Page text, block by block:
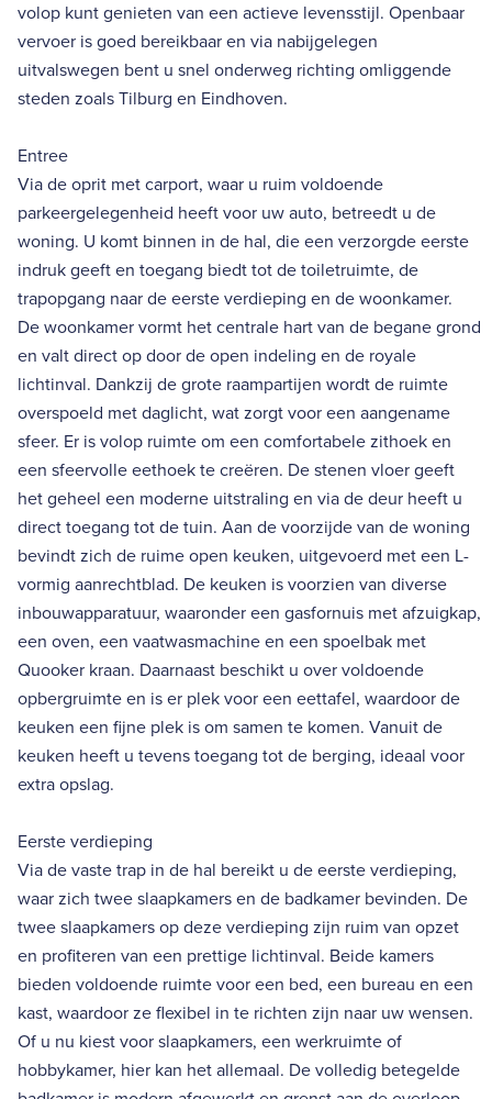
volop kunt genieten van een actieve levensstijl. Openbaar
vervoer is goed bereikbaar en via nabijgelegen
uitvalswegen bent u snel onderweg richting omliggende
steden zoals Tilburg en Eindhoven.
Entree
Via de oprit met carport, waar u ruim voldoende
parkeergelegenheid heeft voor uw auto, betreedt u de
woning. U komt binnen in de hal, die een verzorgde eerste
indruk geeft en toegang biedt tot de toiletruimte, de
trapopgang naar de eerste verdieping en de woonkamer.
De woonkamer vormt het centrale hart van de begane grond
en valt direct op door de open indeling en de royale
lichtinval. Dankzij de grote raampartijen wordt de ruimte
overspoeld met daglicht, wat zorgt voor een aangename
sfeer. Er is volop ruimte om een comfortabele zithoek en
een sfeervolle eethoek te creëren. De stenen vloer geeft
het geheel een moderne uitstraling en via de deur heeft u
direct toegang tot de tuin. Aan de voorzijde van de woning
bevindt zich de ruime open keuken, uitgevoerd met een L-
vormig aanrechtblad. De keuken is voorzien van diverse
inbouwapparatuur, waaronder een gasfornuis met afzuigkap,
een oven, een vaatwasmachine en een spoelbak met
Quooker kraan. Daarnaast beschikt u over voldoende
opbergruimte en is er plek voor een eettafel, waardoor de
keuken een fijne plek is om samen te komen. Vanuit de
keuken heeft u tevens toegang tot de berging, ideaal voor
extra opslag.
Eerste verdieping
Via de vaste trap in de hal bereikt u de eerste verdieping,
waar zich twee slaapkamers en de badkamer bevinden. De
twee slaapkamers op deze verdieping zijn ruim van opzet
en profiteren van een prettige lichtinval. Beide kamers
bieden voldoende ruimte voor een bed, een bureau en een
kast, waardoor ze flexibel in te richten zijn naar uw wensen.
Of u nu kiest voor slaapkamers, een werkruimte of
hobbykamer, hier kan het allemaal. De volledig betegelde